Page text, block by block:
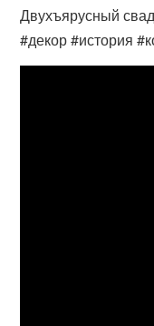
Двухъярусный
#декор #история